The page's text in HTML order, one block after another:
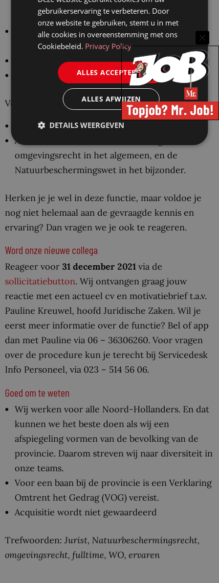
werken.
Je bent goed in het onderhouden van relaties
met collega’s, bestuurders en anderen.
Je communiceert en schrijft helder.
Je bent gericht op oplossingen.
Verder heb je:
Een WO-diploma rechten.
Aantoonbare kennis van en ervaring met het
omgevingsrecht in het algemeen, en de
Natuurbeschermingswet in het bijzonder.
Herken je je wel in deze functie, maar voldoe je
nog niet helemaal aan de gevraagde kennis en
ervaring? Dan vragen we je ook te reageren.
Word onze nieuwe collega
Reageer voor 31 december 2021 via de
sollicitatiebutton. Wij ontvangen graag jouw
reactie met een actueel cv en motivatiebrief t.a.v.
Pauline Kreuwel, hoofd Juridische Zaken. Wil je
eerst meer informatie over de functie? Bel of app
dan met Pauline via 06 – 36306260. Voor vragen
over de procedure kun je terecht bij Servicedesk
Info Personeel, via 023 – 514 56 06.
Goed om te weten
Wij werken voor alle Noord-Hollanders. En dat
kunnen we het beste doen als wij een
afspiegeling vormen van de bevolking van de
provincie. Daarom streven wij naar diversiteit in
onze teams.
Voor een baan bij de provincie is een Verklaring
Omtrent het Gedrag (VOG) vereist.
Acquisitie wordt niet gewaardeerd
Trefwoorden: Jurist, Natuurbeschermingsrecht,
omgevingsrecht, fulltime, WO, ervaren
gebruikerservaring te verbeteren. Door
onze website te gebruiken, stemt u in met
alle cookies in overeenstemming met ons
Cookiebeleid. Privacy Policy
ALLES ACCEPTEREN
ALLES AFWIJZEN
DETAILS WEERGEVEN